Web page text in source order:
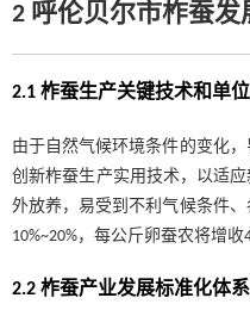
2 呼伦贝尔市柞蚕发
2.1 柞蚕生产关键技术和单
由于自然气候环境条件的变化
创新柞蚕生产实用技术，以适
外放养，易受到不利气候条件
10%~20%，每公斤卵蚕农将增收4
2.2 柞蚕产业发展标准化体